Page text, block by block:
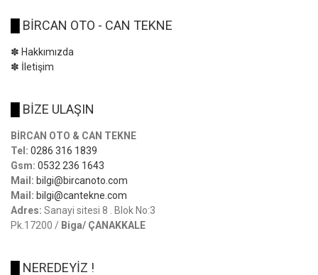
BİRCAN OTO - CAN TEKNE
✽ Hakkımızda
✽ İletişim
BİZE ULAŞIN
BİRCAN OTO & CAN TEKNE
Tel: 0286 316 1839
Gsm: 0532 236 1643
Mail: bilgi@bircanoto.com
Mail: bilgi@cantekne.com
Adres: Sanayi sitesi 8 . Blok No:3
Pk.17200 / Biga/ ÇANAKKALE
NEREDEYİZ !